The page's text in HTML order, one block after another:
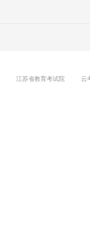
江苏省教育考试院 云